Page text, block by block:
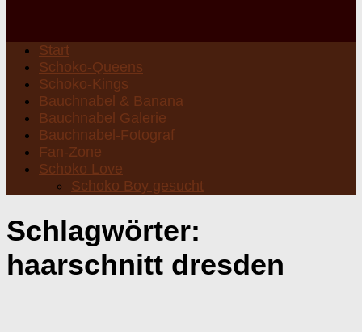
Start
Schoko-Queens
Schoko-Kings
Bauchnabel & Banana
Bauchnabel Galerie
Bauchnabel-Fotograf
Fan-Zone
Schoko Love
Schoko Boy gesucht
Schlagwörter:
haarschnitt dresden